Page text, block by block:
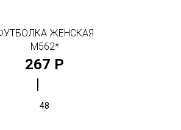
ЖЕНСКАЯ
М562*
267 Р
48